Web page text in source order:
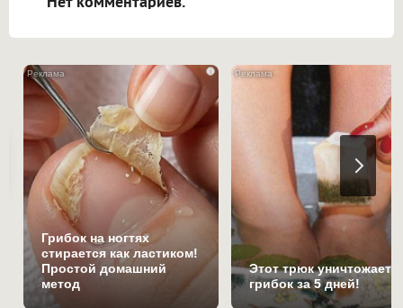
i
Грибок на ногтях
стирается как ластиком!
Простой домашний
метод
Этот трюк уничтожает
грибок за 5 дней!